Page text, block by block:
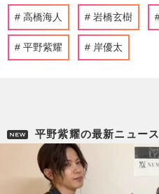
アーティスト 音楽
岡田准一 風間俊介
子役 SNS
コンサート
高橋海人 岩橋玄樹
平野紫耀 岸優太
平野紫耀の最新ニュース